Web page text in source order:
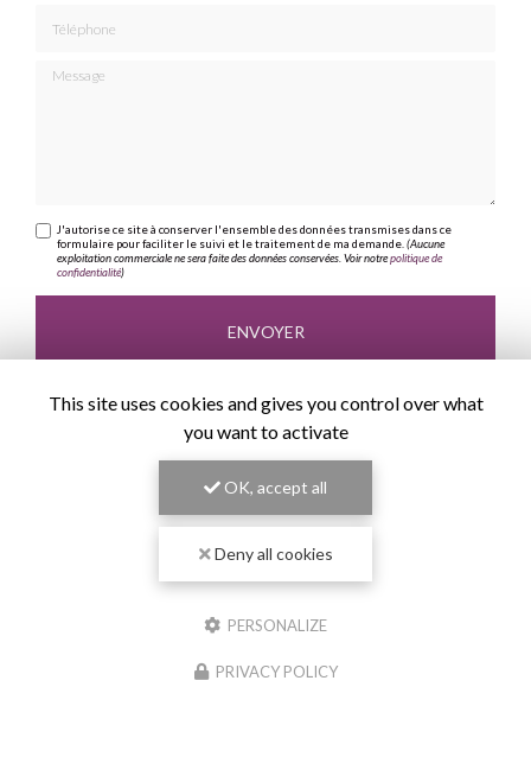
Message
J'autorise ce site à conserver l'ensemble des données transmises dans ce
formulaire pour faciliter le suivi et le traitement de ma demande.(Aucune
exploitation commerciale ne sera faite des données conservées. Voir notrepolitique de
confidentialité)
This site uses cookies and gives you control over what
you want to activate
OK, accept all
Deny all cookies
PERSONALIZE
PRIVACY POLICY